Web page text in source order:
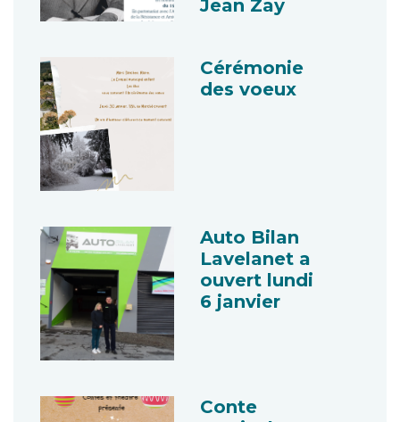
Jean Zay
Cérémonie
des voeux
Auto Bilan
Lavelanet a
ouvert lundi
6 janvier
Conte